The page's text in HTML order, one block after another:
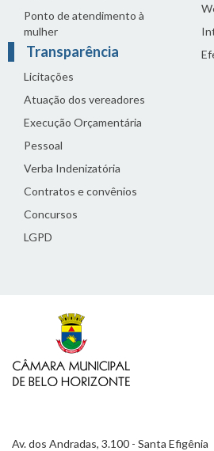
Ponto de atendimento à
mulher
Transparência
Licitações
Atuação dos vereadores
Execução Orçamentária
Pessoal
Verba Indenizatória
Contratos e convênios
Concursos
LGPD
Av. dos Andradas, 3.100 - Santa Efigênia